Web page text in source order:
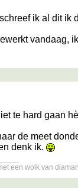
ik al dit ik
vandaag,
te hard gaan
de meet
denk ik.
een wolk van